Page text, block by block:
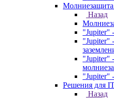
Молниезащита
Назад
"Jupiter"
"Jupiter"
"Jupiter"
Решения для
Назад